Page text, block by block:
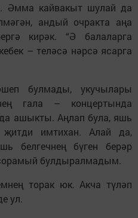
Әмма кайвакыт шулай да
андый очракта аңа
кирәк. “Ә балаларга
– теләсә нәрсә ясарга
булмады, укучылары
гала – концертында
ашыкты. Аңлап була, яшь
җитди имтихан. Алай да,
белгечнең бүген берәр
булдыралмадым.
торак юк. Акча түләп
ул.